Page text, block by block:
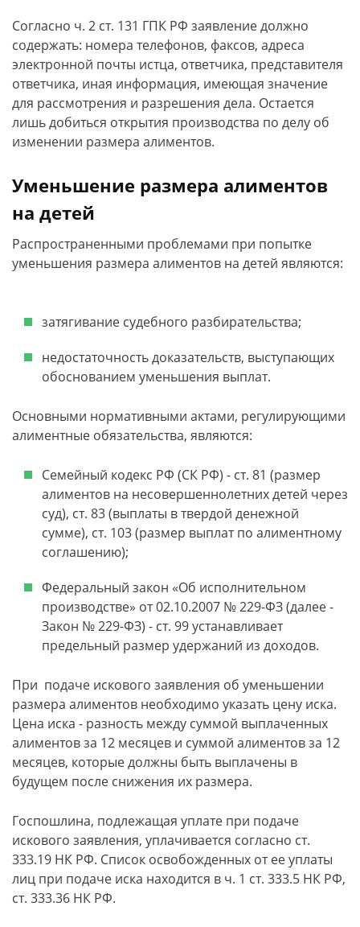
Согласно ч. 2 ст. 131 ГПК РФ заявление должно
содержать: номера телефонов, факсов, адреса
электронной почты истца, ответчика, представителя
ответчика, иная информация, имеющая значение
для рассмотрения и разрешения дела. Остается
лишь добиться открытия производства по делу об
изменении размера алиментов.
Уменьшение размера алиментов
на детей
Распространенными проблемами при попытке
уменьшения размера алиментов на детей являются:
затягивание судебного разбирательства;
недостаточность доказательств, выступающих
обоснованием уменьшения выплат.
Основными нормативными актами, регулирующими
алиментные обязательства, являются:
Семейный кодекс РФ (СК РФ) - ст. 81 (размер
алиментов на несовершеннолетних детей через
суд), ст. 83 (выплаты в твердой денежной
сумме), ст. 103 (размер выплат по алиментному
соглашению);
Федеральный закон «Об исполнительном
производстве» от 02.10.2007 № 229-ФЗ (далее -
Закон № 229-ФЗ) - ст. 99 устанавливает
предельный размер удержаний из доходов.
При подаче искового заявления об уменьшении
размера алиментов необходимо указать цену иска.
Цена иска - разность между суммой выплаченных
алиментов за 12 месяцев и суммой алиментов за 12
месяцев, которые должны быть выплачены в
будущем после снижения их размера.
Госпошлина, подлежащая уплате при подаче
искового заявления, уплачивается согласно ст.
333.19 НК РФ. Список освобожденных от ее уплаты
лиц при подаче иска находится в ч. 1 ст. 333.5 НК РФ,
ст. 333.36 НК РФ.